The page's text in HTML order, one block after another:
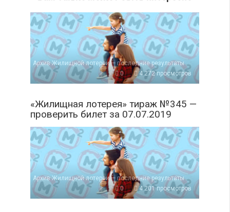
Архив Жилищной лотереи — последние результаты
0
4 272 просмотров
«Жилищная лотерея» тираж №345 —
проверить билет за 07.07.2019
Архив Жилищной лотереи — последние результаты
0
4 201 просмотров